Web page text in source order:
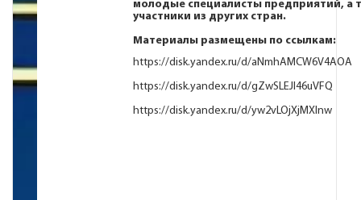
молодые специалисты предприятий, а
участники из других стран.
Материалы размещены по ссылкам:
https://disk.yandex.ru/d/aNmhAMCW6V4AOA
https://disk.yandex.ru/d/gZwSLEJI46uVFQ
https://disk.yandex.ru/d/yw2vLOjXjMXInw